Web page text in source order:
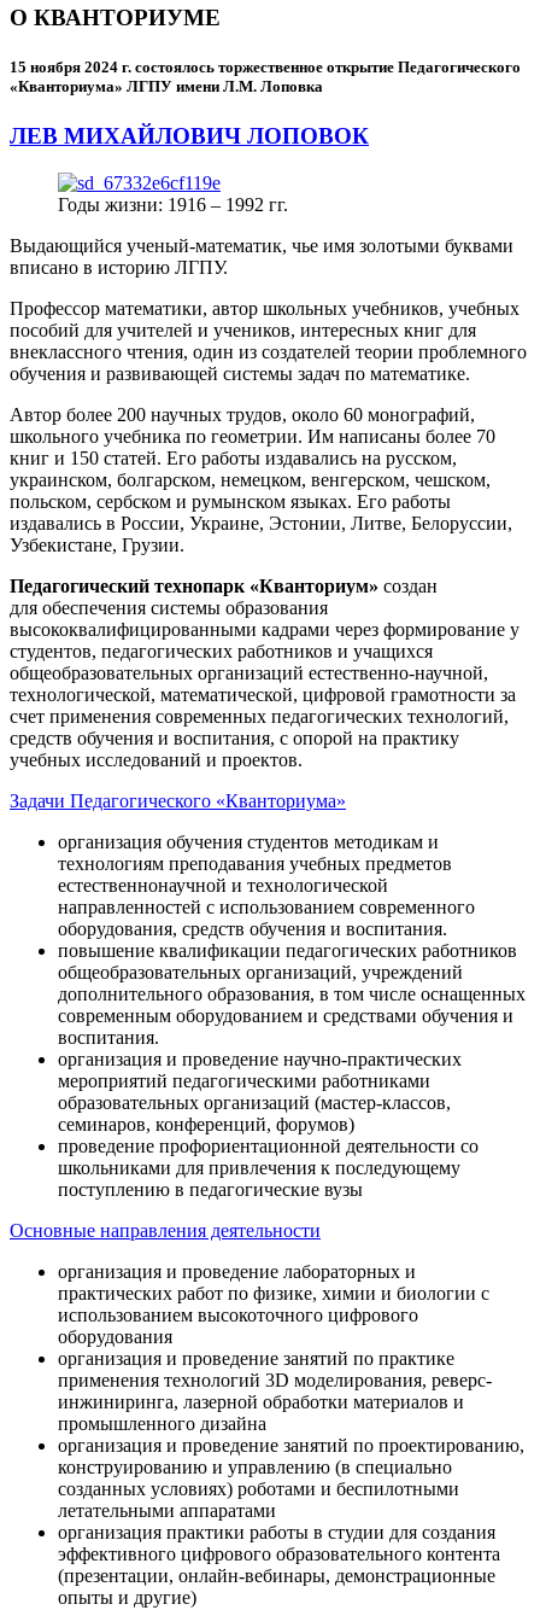
О КВАНТОРИУМЕ
15 ноября 2024 г. состоялось торжественное открытие Педагогического
«Кванториума» ЛГПУ имени Л.М. Лоповка
ЛЕВ МИХАЙЛОВИЧ ЛОПОВОК
Годы жизни: 1916 – 1992 гг.
Выдающийся ученый-математик, чье имя золотыми буквами
вписано в историю ЛГПУ.
Профессор математики, автор школьных учебников, учебных
пособий для учителей и учеников, интересных книг для
внеклассного чтения, один из создателей теории проблемного
обучения и развивающей системы задач по математике.
Автор более 200 научных трудов, около 60 монографий,
школьного учебника по геометрии. Им написаны более 70
книг и 150 статей. Его работы издавались на русском,
украинском, болгарском, немецком, венгерском, чешском,
польском, сербском и румынском языках. Его работы
издавались в России, Украине, Эстонии, Литве, Белоруссии,
Узбекистане, Грузии.
Педагогический технопарк «Кванториум» создан
для обеспечения системы образования
высококвалифицированными кадрами через формирование у
студентов, педагогических работников и учащихся
общеобразовательных организаций естественно-научной,
технологической, математической, цифровой грамотности за
счет применения современных педагогических технологий,
средств обучения и воспитания, с опорой на практику
учебных исследований и проектов.
Задачи Педагогического «Кванториума»
организация обучения студентов методикам и
технологиям преподавания учебных предметов
естественнонаучной и технологической
направленностей с использованием современного
оборудования, средств обучения и воспитания.
повышение квалификации педагогических работников
общеобразовательных организаций, учреждений
дополнительного образования, в том числе оснащенных
современным оборудованием и средствами обучения и
воспитания.
организация и проведение научно-практических
мероприятий педагогическими работниками
образовательных организаций (мастер-классов,
семинаров, конференций, форумов)
проведение профориентационной деятельности со
школьниками для привлечения к последующему
поступлению в педагогические вузы
Основные направления деятельности
организация и проведение лабораторных и
практических работ по физике, химии и биологии с
использованием высокоточного цифрового
оборудования
организация и проведение занятий по практике
применения технологий 3D моделирования, реверс-
инжиниринга, лазерной обработки материалов и
промышленного дизайна
организация и проведение занятий по проектированию,
конструированию и управлению (в специально
созданных условиях) роботами и беспилотными
летательными аппаратами
организация практики работы в студии для создания
эффективного цифрового образовательного контента
(презентации, онлайн-вебинары, демонстрационные
опыты и другие)